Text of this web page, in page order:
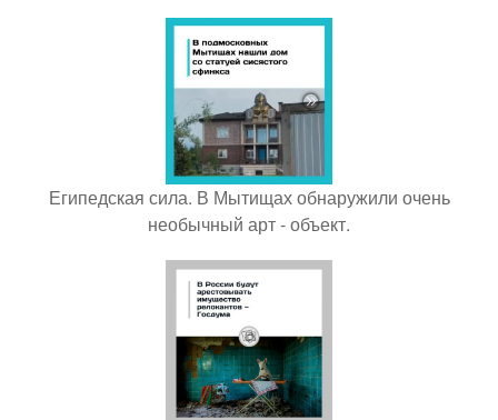
Египедская сила. В Мытищах обнаружили очень
необычный арт - объект.